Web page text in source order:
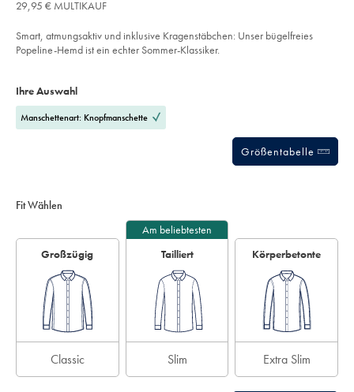
gingham-
karos%C2%A0-
koenigsblau/FOP0025RYL.html?
sourceCode=dmdefault
29,95 € MULTIKAUF
Smart, atmungsaktiv und inklusive Kragenstäbchen: Unser bügelfreies
Popeline-Hemd ist ein echter Sommer-Klassiker.
Actions
cart
Ihre Auswahl
Manschettenart: Knopfmanschette
Größentabelle
Fit Wählen
Großzügig
Classic
Am beliebtesten
Tailliert
Slim
Körperbetonte
Extra Slim